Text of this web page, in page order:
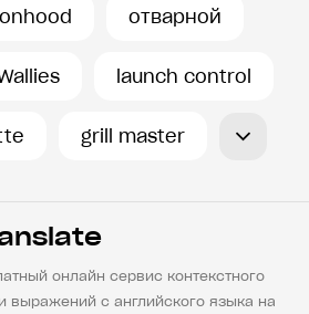
отварной
launch control
grill master
онлайн сервис контекстного
выражений с английского языка на